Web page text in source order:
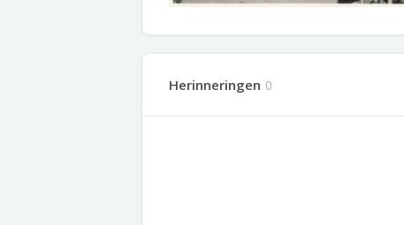
Herinneringen 0